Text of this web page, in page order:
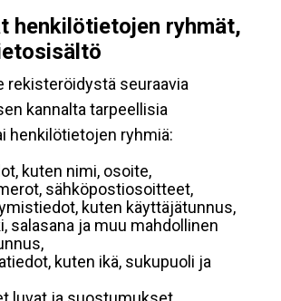
henkilötietojen ryhmät,
rekisteröidystä seuraavia
kannalta tarpeellisia
henkilötietojen ryhmiä:
kuten nimi, osoite,
sähköpostiosoitteet,
kuten käyttäjätunnus,
salasana ja muu mahdollinen
kuten ikä, sukupuoli ja